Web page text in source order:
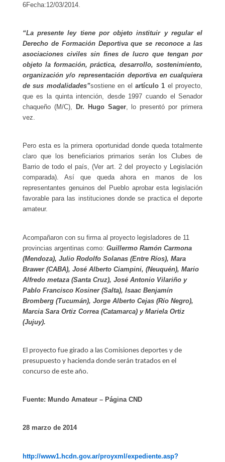
6Fecha:12/03/2014.
“La presente ley tiene por objeto instituir y regular el
Derecho de Formación Deportiva que se reconoce a las
asociaciones civiles sin fines de lucro que tengan por
objeto la formación, práctica, desarrollo, sostenimiento,
organización y/o representación deportiva en cualquiera
de sus modalidades”sostiene en el artículo 1 el proyecto,
que es la quinta intención, desde 1997 cuando el Senador
chaqueño (M/C),
Dr. Hugo Sager, lo presentó por primera
vez.
Pero esta es la primera oportunidad donde queda totalmente
claro que los beneficiarios primarios serán los Clubes de
Barrio de todo el país, (Ver art. 2 del proyecto y Legislación
comparada). Así que queda ahora en manos de los
representantes genuinos del Pueblo aprobar esta legislación
favorable para las instituciones donde se practica el deporte
amateur.
Acompañaron con su firma al proyecto legisladores de 11
provincias argentinas como: Guillermo Ramón Carmona
(Mendoza), Julio Rodolfo Solanas (Entre Ríos), Mara
Brawer (CABA), José Alberto Ciampini, (Neuquén), Mario
Alfredo metaza (Santa Cruz), José Antonio Vilariño y
Pablo Francisco Kosiner (Salta), Isaac Benjamín
Bromberg (Tucumán), Jorge Alberto Cejas (Río Negro),
Marcia Sara Ortiz Correa (Catamarca) y Mariela Ortiz
(Jujuy).
El proyecto fue girado a las Comisiones deportes y de
presupuesto y hacienda donde serán tratados en el
concurso de este año.
Fuente: Mundo Amateur – Página CND
28 marzo de 2014
http://www1.hcdn.gov.ar/proyxml/expediente.asp?